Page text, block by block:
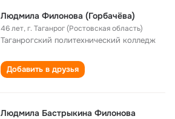
Людмила Филонова (Горбачёва)
46 лет,г. Таганрог (Ростовская область)
Таганрогский политехнический колледж
Добавить в друзья
Людмила Бастрыкина Филонова